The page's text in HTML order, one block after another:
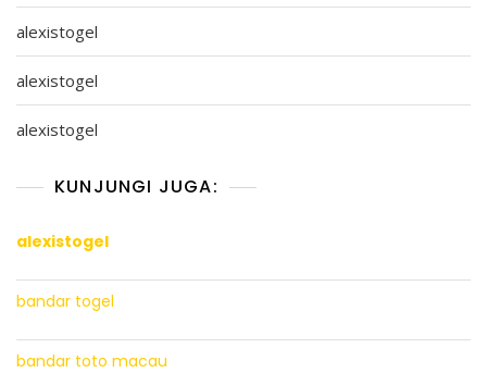
alexistogel
alexistogel
alexistogel
KUNJUNGI JUGA:
alexistogel
bandar togel
bandar toto macau